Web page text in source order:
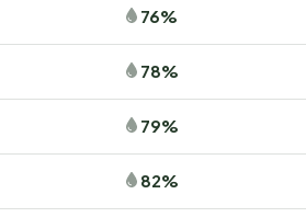
76%
78%
79%
82%